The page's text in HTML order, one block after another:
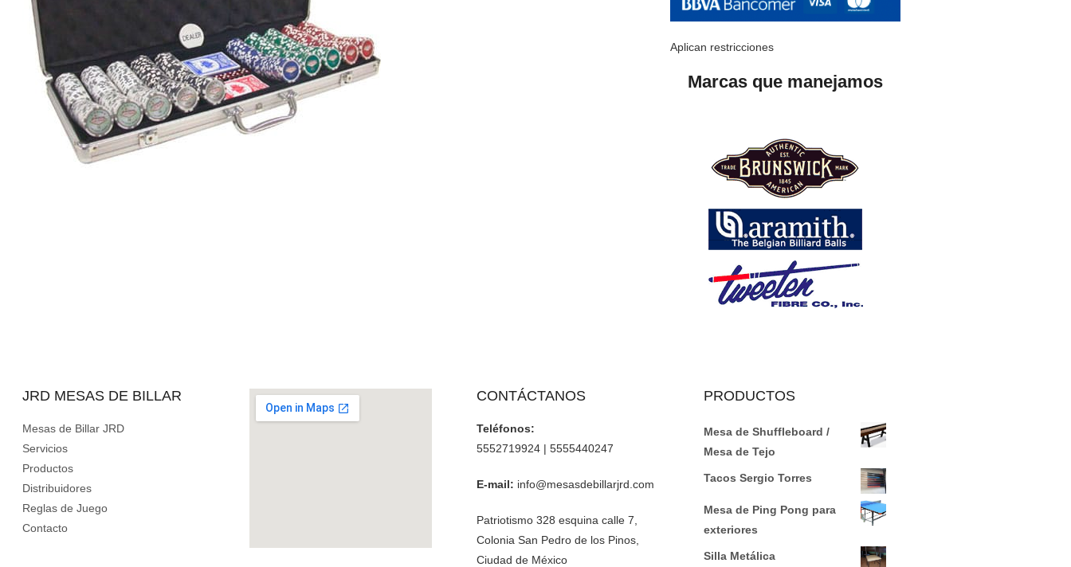
Aplican restricciones
Marcas que manejamos
JRD MESAS DE BILLAR
Mesas de Billar JRD
Servicios
Productos
Distribuidores
Reglas de Juego
Contacto
CONTÁCTANOS
Teléfonos:
5552719924 | 5555440247
E-mail: info@mesasdebillarjrd.com
Patriotismo 328 esquina calle 7,
Colonia San Pedro de los Pinos,
Ciudad de México
PRODUCTOS
Mesa de Shuffleboard /
Mesa de Tejo
Tacos Sergio Torres
Mesa de Ping Pong para
exteriores
Silla Metálica